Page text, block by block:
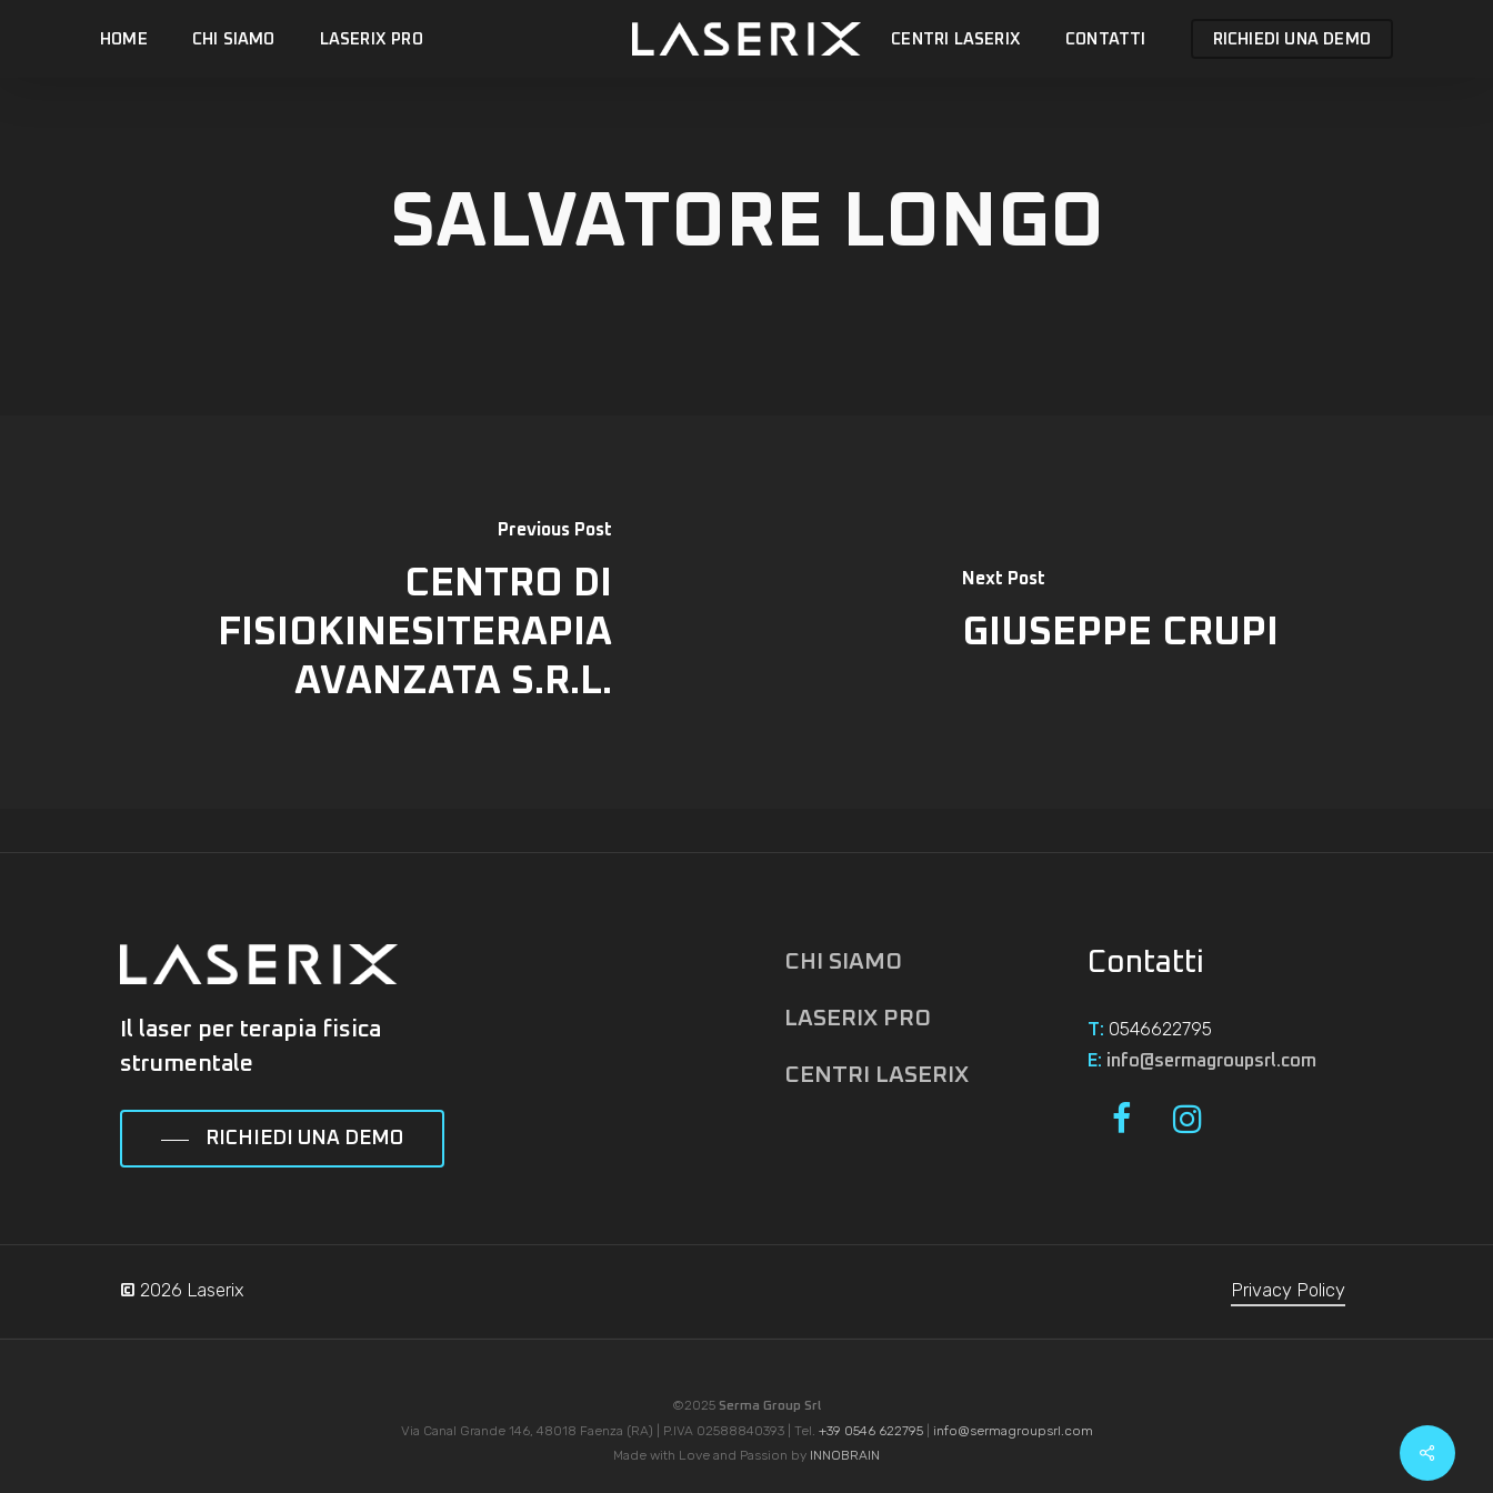
HOME CHI SIAMO LASERIX PRO CENTRI LASERIX CONTATTI RICHIEDI UNA DEMO
SALVATORE LONGO
Previous Post
CENTRO DI
FISIOKINESITERAPIA
AVANZATA S.R.L.
Next Post
GIUSEPPE CRUPI
Il laser per terapia fisica
strumentale
RICHIEDI UNA DEMO
CHI SIAMO
LASERIX PRO
CENTRI LASERIX
Contatti
T: 0546622795
E: info@sermagroupsrl.com
© 2026 Laserix Privacy Policy
©2025 Serma Group Srl
Via Canal Grande 146, 48018 Faenza (RA) | P.IVA 02588840393 | Tel. +39 0546 622795|
info@sermagroupsrl.com
Made with Love and Passion by INNOBRAIN